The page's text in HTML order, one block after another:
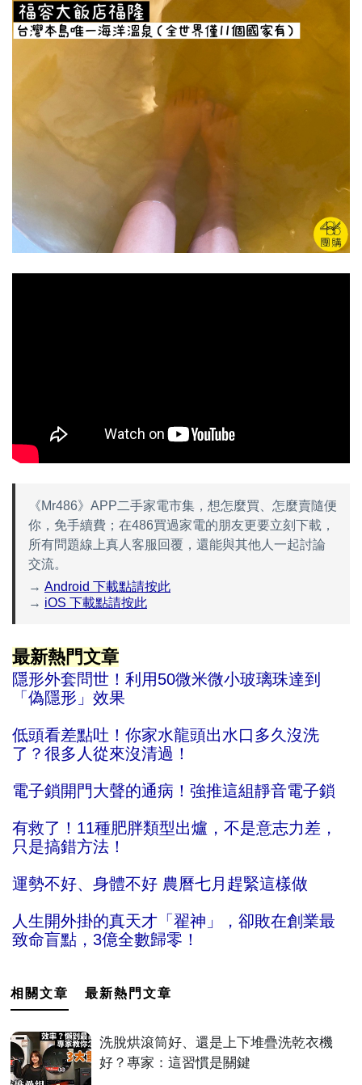
《Mr486》APP二手家電市集，想怎麼買、怎麼賣隨便
你，免手續費；在486買過家電的朋友更要立刻下載，
所有問題線上真人客服回覆，還能與其他人一起討論
交流。
→ Android 下載點請按此
→ iOS 下載點請按此
最新熱門文章
隱形外套問世！利用50微米微小玻璃珠達到
「偽隱形」效果
低頭看差點吐！你家水龍頭出水口多久沒洗
了？很多人從來沒清過！
電子鎖開門大聲的通病！強推這組靜音電子鎖
有救了！11種肥胖類型出爐，不是意志力差，
只是搞錯方法！
運勢不好、身體不好 農曆七月趕緊這樣做
人生開外掛的真天才「翟神」，卻敗在創業最
致命盲點，3億全數歸零！
相關文章 最新熱門文章
洗脫烘滾筒好、還是上下堆疊洗乾衣機
好？專家：這習慣是關鍵